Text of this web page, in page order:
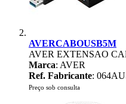
AVERCABOUSB5M
AVER EXTENSAO
Marca: AVER
Ref. Fabricante:
Preço sob consulta